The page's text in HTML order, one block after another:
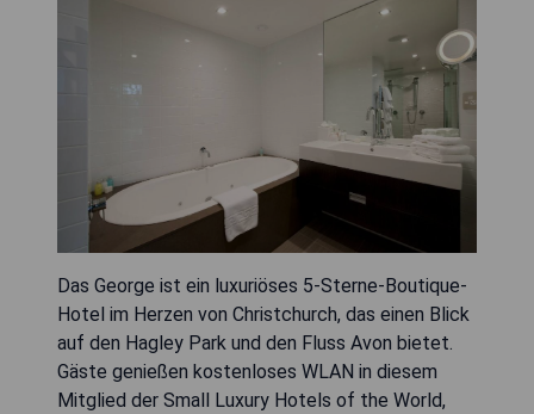
Das George ist ein luxuriöses 5-Sterne-Boutique-
Hotel im Herzen von Christchurch, das einen Blick
auf den Hagley Park und den Fluss Avon bietet.
Gäste genießen kostenloses WLAN in diesem
Mitglied der Small Luxury Hotels of the World,